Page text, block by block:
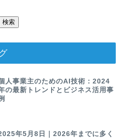
検索
人事業主のためのAI技術：2024
の最新トレンドとビジネス活用事
年5月8日｜2026年までに多く